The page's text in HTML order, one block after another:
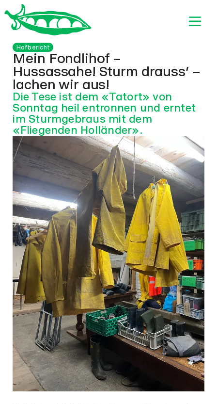
Hofbericht
Mein Fondlihof –
Hussassahe! Sturm drauss’ –
lachen wir aus!
Die Tese ist dem «Tatort» von
Sonntag heil entronnen und erntet
im Sturmgebraus mit dem
«Fliegenden Holländer».